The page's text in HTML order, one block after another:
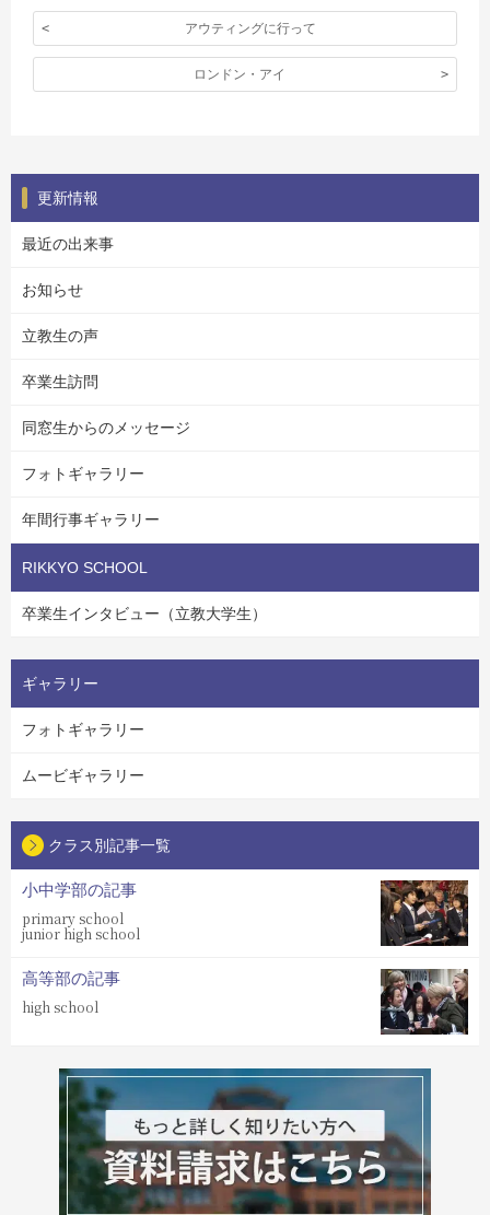
アウティングに行って
ロンドン・アイ
更新情報
最近の出来事
お知らせ
立教生の声
卒業生訪問
同窓生からのメッセージ
フォトギャラリー
年間行事ギャラリー
RIKKYO SCHOOL
卒業生インタビュー（立教大学生）
ギャラリー
フォトギャラリー
ムービギャラリー
クラス別記事一覧
小中学部の記事
primary school
junior high school
高等部の記事
high school